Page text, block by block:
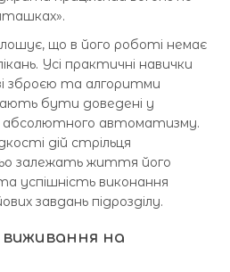
що в його роботі немає
Усі практичні навички
зброєю та алгоритми
бути доведені у
абсолютного автоматизму.
дій стрільця
залежать життя його
успішність виконання
завдань підрозділу.
виживання на